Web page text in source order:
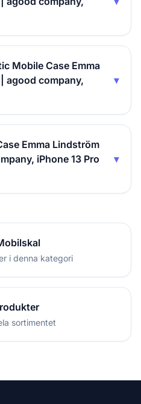
Mobile Case Emma
agood company,
▾
Emma Lindström
iPhone 13 Pro
▾
i denna kategori
sortimentet